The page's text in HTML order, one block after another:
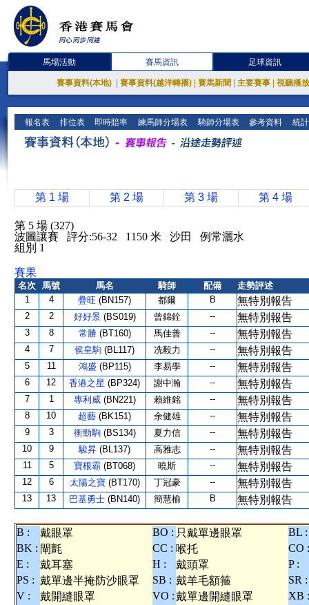
馬場活動 賽馬資訊 足球資訊
賽事資料(本地) 賽事資料(越洋轉播) 賽馬新聞 主要賽事 視聽播
報名表 排位表 即時賠率 練馬師分場表 騎師分場表 參考資料 統
第 1 場 第 2 場 第 3 場 第 4 場
第 5 場 (327)
波圖讓賽 評分:56-32 1150 米 沙田 例常灑水
組別 1
賽果
名次 馬號 馬名 騎師 配備
走勢評述
1
4 疊旺 (BN157) 都爾 B 無特別報告
2 2 好好景 (BS019) 曾錦銓 -- 無特別報告
3 8 常勝 (BT160) 馬佳善 -- 無特別報告
4 7 侯皇駒 (BL117) 冼毅力 -- 無特別報告
5 11 鴻盛 (BP115) 李易學 -- 無特別報告
6 12 香港之星 (BP324) 謝中瀚 -- 無特別報告
7 1 專利威 (BN221) 賴維銘 -- 無特別報告
8 10 超藝 (BK151) 余健雄 -- 無特別報告
9 3 衝勁駒 (BS134) 夏力信 -- 無特別報告
10 9 駿昇 (BL137) 高雅志 -- 無特別報告
11 5 寶根霸 (BT068) 曉斯 -- 無特別報告
12 6 太陽之寶 (BT170) 丁冠豪 -- 無特別報告
13 13 巴基勇士 (BN140) 簡慧榆 B 無特別報告
B : 戴眼罩 BO : 只戴單邊眼罩
BL :
BK : 閘氈 CC : 喉托
CO :
E :
戴耳塞 H : 戴頭罩
P :
PS : 戴單邊半掩防沙眼罩 SB : 戴羊毛額箍
SR :
V :
戴開縫眼罩 VO :戴單邊開縫眼罩
XB :